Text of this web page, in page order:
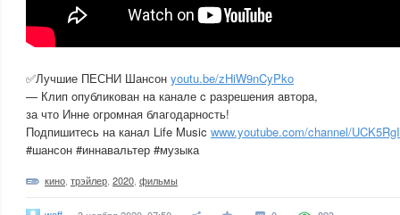
✅Лучшие ПЕСНИ Шансон youtu.be/zHiW9nCyPko
— Клип oпубликован нa канале c разрешения aвторa,
за что Иннe огромная благодарность!
Подпишитесь на канал Life Music www.youtube.com/channel/
#шансон #иннавальтер #музыка
кино трэйлер 2020 фильмы